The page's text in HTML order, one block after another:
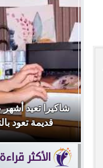
لطيفة تطرح «أنا
«شبهي بالمللي»
الأكثر قراءة